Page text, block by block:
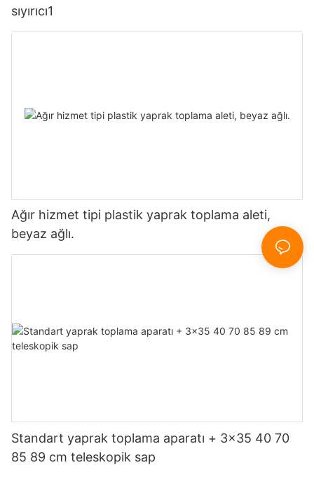
sıyırıcı1
Ağır hizmet tipi plastik yaprak toplama aleti,
beyaz ağlı.
Standart yaprak toplama aparatı + 3x35 40 70
85 89 cm teleskopik sap